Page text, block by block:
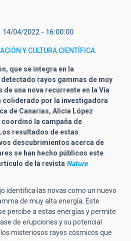
14/04/2022 - 16:00:00
Y CULTURA CIENTÍFICA
que se integra en la
detectado rayos gammas de muy
una nova recurrente en la Vía
coliderado por la investigadora
de Canarias, Alicia López
la campaña de
resultados de estas
descubrimientos acerca de
se han hecho públicos este
de la revista Nature
identifica las novas como un nuevo
de muy alta energía. Este
percibe a estas energías y permite
de erupciones y su potencial
misteriosos rayos cósmicos que